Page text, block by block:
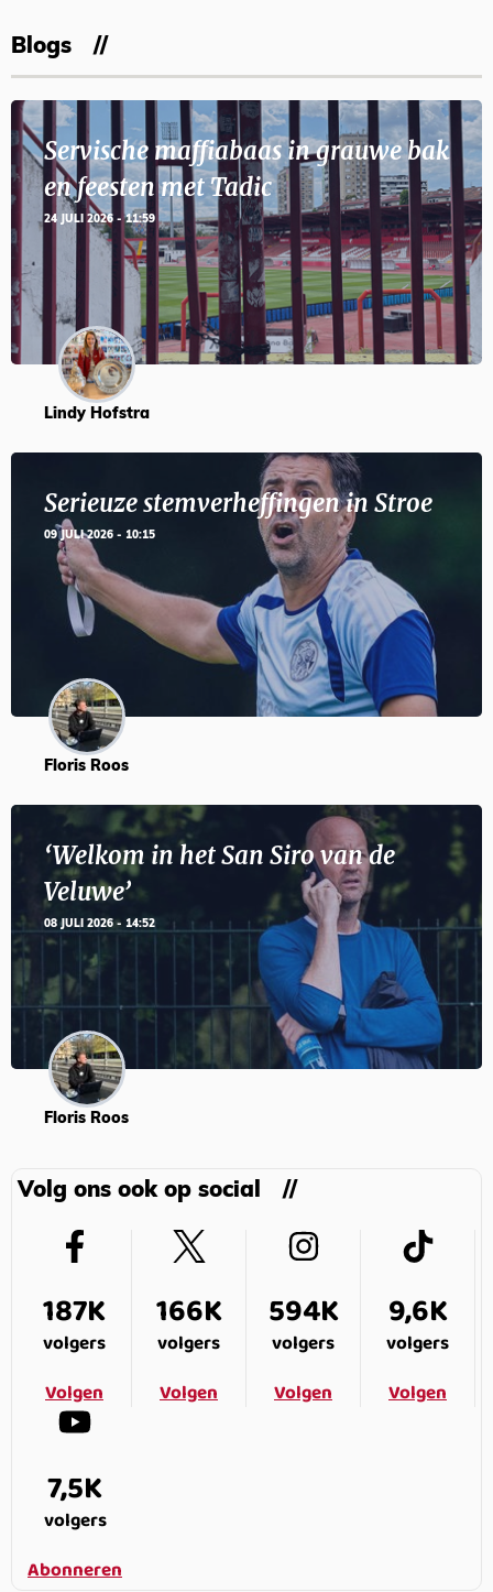
Blogs
Servische maffiabaas in grauwe bak
en feesten met Tadic
24 JULI 2026 - 11:59
Lindy Hofstra
Serieuze stemverheffingen in Stroe
09 JULI 2026 - 10:15
Floris Roos
‘Welkom in het San Siro van de
Veluwe’
08 JULI 2026 - 14:52
Floris Roos
Volg ons ook op social
187K
volgers
Volgen
166K
volgers
Volgen
594K
volgers
Volgen
9,6K
volgers
Volgen
7,5K
volgers
Abonneren